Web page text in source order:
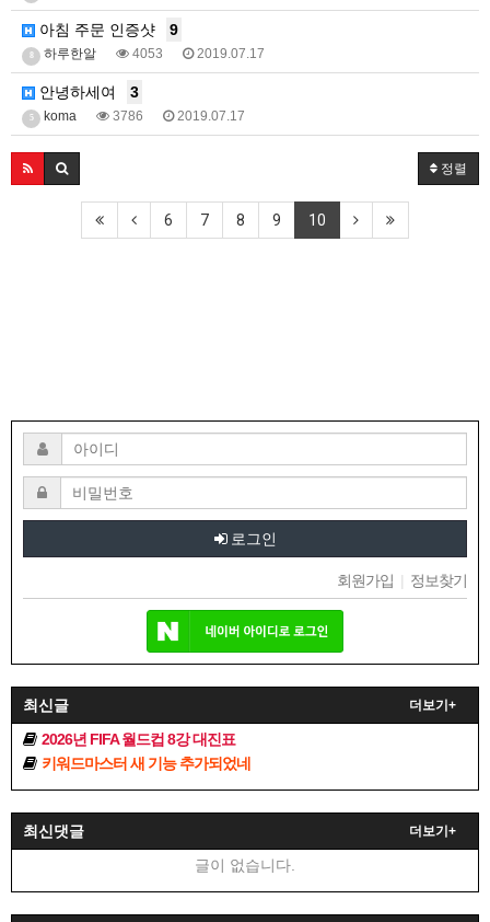
아침 주문 인증샷 9
하루한알 4053 2019.07.17
안녕하세여 3
5 koma 3786 2019.07.17
정렬
6 7 8 9 10
로그인
회원가입 | 정보찾기
최신글 더보기+
2026년 FIFA 월드컵 8강 대진표
키워드마스터 새 기능 추가되었네
최신댓글 더보기+
글이 없습니다.